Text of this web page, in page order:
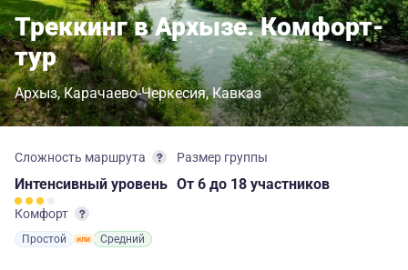
Треккинг в Архызе. Комфорт-
тур
Архыз Карачаево-Черкесия Кавказ
Сложность маршрута
Интенсивный уровень
Комфорт
Простой Средний
Размер группы
От 6 до 18 участников